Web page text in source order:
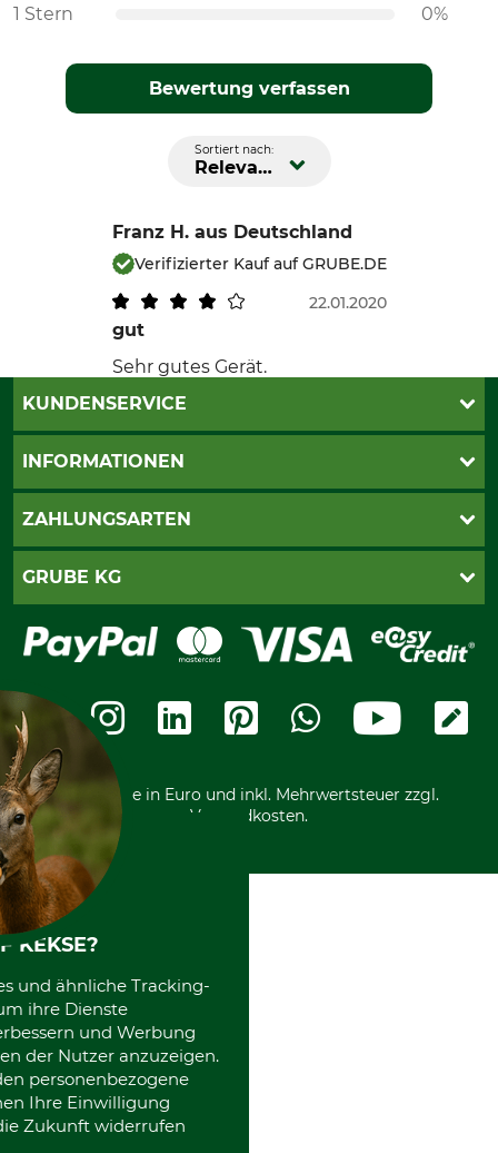
1 Stern
0%
Bewertung verfassen
Sortiert nach:
Relevanz
Franz H. aus Deutschland
Verifizierter Kauf auf GRUBE.DE
gut
22.01.2020
Sehr gutes Gerät.
KUNDENSERVICE
Live-Shopping
Seilwindenprüfung
Cookie-Einstellungen
INFORMATIONEN
AGB
Bestellung widerrufen
Widerrufsformular
Kostenloser Rückversand
Nachhaltigkeit
Entsorgung und Umwelt
Datenschutz Print
ZAHLUNGSARTEN
PayPal
Bankeinzug
Ratenkauf
Vorkasse
GRUBE KG
Leitbild
Karriere
Ladengeschäft
Motorgeräteshop
Über uns
Community
International
Kooperationen
Alle Preise in Euro und inkl. Mehrwertsteuer zzgl.
Versandkosten.
KEKSE?
und ähnliche Tracking-
ihre Dienste
und Werbung
der Nutzer anzuzeigen.
personenbezogene
Ihre Einwilligung
Zukunft widerrufen